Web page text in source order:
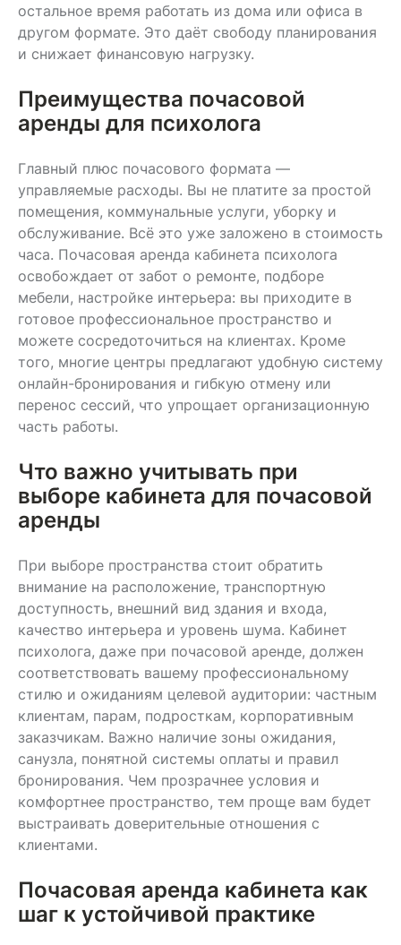
остальное время работать из дома или офиса в
другом формате. Это даёт свободу планирования
и снижает финансовую нагрузку.
Преимущества почасовой
аренды для психолога
Главный плюс почасового формата —
управляемые расходы. Вы не платите за простой
помещения, коммунальные услуги, уборку и
обслуживание. Всё это уже заложено в стоимость
часа. Почасовая аренда кабинета психолога
освобождает от забот о ремонте, подборе
мебели, настройке интерьера: вы приходите в
готовое профессиональное пространство и
можете сосредоточиться на клиентах. Кроме
того, многие центры предлагают удобную систему
онлайн-бронирования и гибкую отмену или
перенос сессий, что упрощает организационную
часть работы.
Что важно учитывать при
выборе кабинета для почасовой
аренды
При выборе пространства стоит обратить
внимание на расположение, транспортную
доступность, внешний вид здания и входа,
качество интерьера и уровень шума. Кабинет
психолога, даже при почасовой аренде, должен
соответствовать вашему профессиональному
стилю и ожиданиям целевой аудитории: частным
клиентам, парам, подросткам, корпоративным
заказчикам. Важно наличие зоны ожидания,
санузла, понятной системы оплаты и правил
бронирования. Чем прозрачнее условия и
комфортнее пространство, тем проще вам будет
выстраивать доверительные отношения с
клиентами.
Почасовая аренда кабинета как
шаг к устойчивой практике